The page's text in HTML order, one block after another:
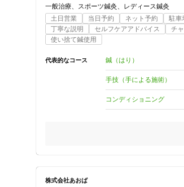
ジャンル
一般治療
特徴・キーワード
受付時間の特徴
当院では、手技や鍼（はり）で患部の緊張
当院は、2000年に鎌倉で開院して以来20年
鍼灸師（国家資格）・コンディショニング
一般治療 スポーツ鍼灸
レディース鍼灸
土日営業
当日予約 ネット予約 駐車
丁寧な説明
セルフケアアドバイス チ
使い捨て鍼使用
代表的なコース 鍼（はり）
手技（手による施術）
コンディショニング
株式会社あおば